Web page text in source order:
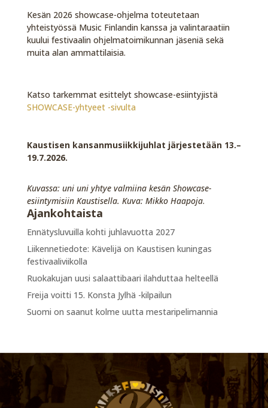
Kesän 2026 showcase-ohjelma toteutetaan
yhteistyössä Music Finlandin kanssa ja valintaraatiin
kuului festivaalin ohjelmatoimikunnan jäseniä sekä
muita alan ammattilaisia.
Katso tarkemmat esittelyt showcase-esiintyjistä
SHOWCASE-yhtyeet -sivulta
Kaustisen kansanmusiikkijuhlat järjestetään 13.–
19.7.2026.
Kuvassa: uni uni yhtye valmiina kesän Showcase-
esiintymisiin Kaustisella. Kuva: Mikko Haapoja.
Ajankohtaista
Ennätysluvuilla kohti juhlavuotta 2027
Liikennetiedote: Kävelijä on Kaustisen kuningas
festivaaliviikolla
Ruokakujan uusi salaattibaari ilahduttaa helteellä
Freija voitti 15. Konsta Jylhä -kilpailun
Suomi on saanut kolme uutta mestaripelimannia